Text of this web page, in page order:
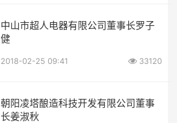
中山市超人电器有限公司董事长罗子
健
2018-02-25 09:41 33120
朝阳凌塔酿造科技开发有限公司董事
长姜淑秋